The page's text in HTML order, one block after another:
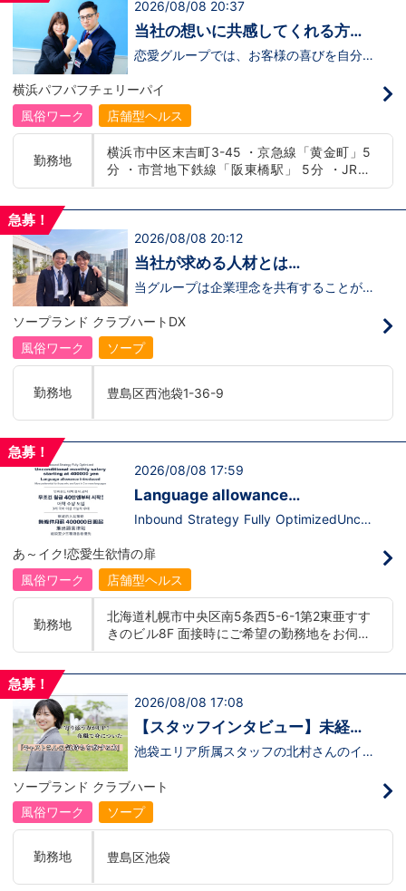
2026/08/08 20:37
当社の想いに共感してくれる方、
大募集‼
恋愛グループでは、お客様の喜びを自分自
います！・接客が好き・お客様が笑顔にな
ると自分も嬉しい・お客様だけでなく、働
く仲間もキャストさんも笑顔になると嬉し
い・喜んで(楽しんで)もらう為にはどうし
方が当グループでは活躍の場を広げていま
す。他にも…・失敗しても諦めない！・と
にかくやる気だけは負けない！・環境を変
をあげたい！など。接客業経験がないから
ジョンの為にこうしたい！こうなりたい！
と強い意志を持ってる方にも平等にチャン
スがある職場になっています。その為、未
経験からの応募も大歓迎です。今働いてる
倒的に多いです。「ちょっと求めてる人物
像と自分は違うかも…？」と思う方もいる
と思います。ですが、よく考えてくださ
い。全てが当てはまる人の方が少ないと思
分なんです。まずは応募して、面接時にあ
なたの想いを聞かせてください。その後、
私たちの想いを説明させていただきます。
と思います。ご応募お待ちしておりま
横浜パフパフチェリーパイ
風俗ワーク
店舗型ヘルス
勤務地
横浜市中区末吉町3-45 ・京急線「黄金町」5
分 ・市営地下鉄線「阪東橋駅」 5分 ・JR線
「関内駅」15分
急募！
2026/08/08 20:12
当社が求める人材とは…
当グループは企業理念を共有することがで
神】を持っている方を求めています。さら
に！『ハピネスグループは、店舗数が増え
ます！！』つまり…【店長/幹部】の空き
枠があるってことです。実際に働いてみ
職者になれない(´;ω;｀)なんて経験はあり
ませんか？？当グループは年功序列ではな
く実力主義です。頑張り次第でいくらでも
のある方には必要な席をしっかりご用意で
入社後、最短で8ヶ月で店長になった先輩
もいます。その先輩のあとにアナタも続き
ませんか！？勿論、男性だけではなく女性
も活躍中。ハピネスグループ初の女性店長
イトレジャー業界だからといって一般大手
企業様に引けを取らない体制で取り組んで
いる会社です。そのため、誰もが安心して
入社・勤務のできる環境なのです。それで
ャルサイトをご覧下さい。
【https://happiness-group.biz/】※お手
数ですがコピー＆ペーストしてURLを開い
他社と比較検討中など。そのような時は1
もしれません。アナタからのご連絡お待ち
しております。
ソープランド クラブハートDX
風俗ワーク
ソープ
勤務地 豊島区西池袋1-36-9
急募！
2026/08/08 17:59
Language allowance
introduced/推出語言津貼
Inbound Strategy Fully OptimizedUncon
00 yenLanguage allowance introduced
More preferential for those who are fluen
t in 3 or more languages인바운드 대책 철
저 공략무조건 월급 40만엔부터 시작!어
底的入站策略無條件月薪 400,000 日圓起
推出語言津貼能說至少三種語言者優先
あ～イク!恋愛生欲情の扉
風俗ワーク
店舗型ヘルス
勤務地
北海道札幌市中央区南5条西5-6-1第2東亜すす
きのビル8F 面接時にご希望の勤務地をお伺い
し、配属店舗を決定いたします。 入社後の転
■横浜エリア：神奈川県横浜市中区 ・京急線
黄金町駅、日ノ出町駅 ・市営地下鉄阪東橋
駅、伊勢佐木長者町駅 ・JR横浜線関内駅 ■札
幌エリア：北海道札幌市 地下鉄南北線すすき
の駅
急募！
2026/08/08 17:08
【スタッフインタビュー】未経験
で飛び込んだスタッフが語る職場
池袋エリア所属スタッフの北村さんのイン
るのかな…？」そんな不安を抱えながら好
奇心で裏方に飛び込んだ北村さん。実際に
は、入社初日でそのイメージがガラッと変
わり、「本当に優しい人ばかり」と感じた
不安な表情が笑顔に変わっていく瞬間を見
届けることが、この仕事の大きなやりがい
だと語ってくれました。動画では、入社の
ソープランド クラブハート
風俗ワーク
ソープ
勤務地 豊島区池袋